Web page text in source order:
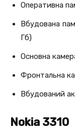
Оперативна
Вбудована
Гб)
Основна
Фронтальна
Вбудований
Nokia 3310